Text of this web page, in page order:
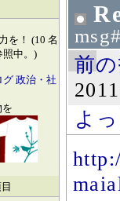
を！ (10 名
照中。)
を
前
よ